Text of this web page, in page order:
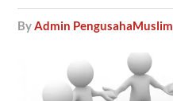
byAdmin PengusahaMuslim